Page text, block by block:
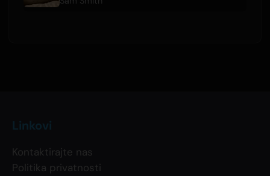
Linkovi
Kontaktirajte nas
Politika privatnosti